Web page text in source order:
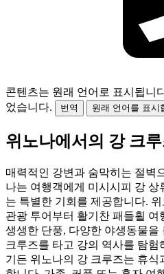
콘텐츠는 원래 언어로 표시됩니
었습니다.
번역 원래 언어를 표시
위노나에서의 강 크
매력적인 강변과 숨막히는 절벽
나는 여행객에게 미시시피 강 상
는 특별한 기회를 제공합니다.
관광 투어부터 활기찬 패들휠
생생한 단풍, 다양한 야생동물을
크루즈를 타고 강의 역사를 탐
기든 위노나의 강 크루즈는 휴